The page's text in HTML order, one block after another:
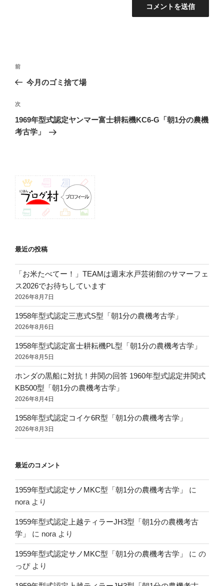
投
ナ
ビ
ゲ
ー
ン
前
の
稿
前
今月のゴミ捨て場
次
の
投
次
1969年型式認定ヤンマー富士耕耘機KC6-G「朝1分の農機
考古学」
最近の投稿
「お米たべてー！」TEAMは週末水戸芸術館のサマーフェ
ス2026でお待ちしています
2026年8月7日
1958年型式認定三恵式S型「朝1分の農機考古学」
2026年8月6日
1958年型式認定富士耕耘機PL型「朝1分の農機考古学」
2026年8月5日
ホンダの黒船に対抗！井関の回答 1960年型式認定井関式
KB500型「朝1分の農機考古学」
2026年8月4日
1958年型式認定コイケ6R型「朝1分の農機考古学」
2026年8月3日
最近のコメント
1959年型式認定サノMKC型「朝1分の農機考古学」
に
nora より
1959年型式認定上越ティラーJH3型「朝1分の農機考古
学」
に nora より
1959年型式認定サノMKC型「朝1分の農機考古学」 に の
っぴより